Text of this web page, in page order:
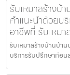
รับเหมาสร้างบ้
คำแนะนำด้วยบ
อาชีพที่ รับเหม
รับเหมาสร้างบ้านบ้า
บริการรับปรึกษาก่อน